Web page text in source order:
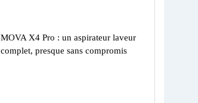
MOVA X4 Pro : un aspirateur laveur
complet, presque sans compromis